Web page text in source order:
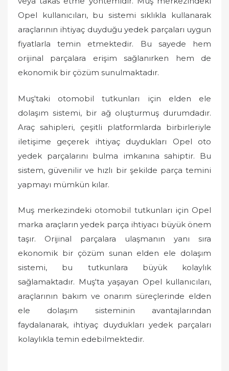
Opel kullanıcıları, bu sistemi sıklıkla kullanarak
araçlarının ihtiyaç duyduğu yedek parçaları uygun
fiyatlarla temin etmektedir. Bu sayede hem
orijinal parçalara erişim sağlanırken hem de
ekonomik bir çözüm sunulmaktadır.
Muş'taki otomobil tutkunları için elden ele
dolaşım sistemi, bir ağ oluşturmuş durumdadır.
Araç sahipleri, çeşitli platformlarda birbirleriyle
iletişime geçerek ihtiyaç duydukları Opel oto
yedek parçalarını bulma imkanına sahiptir. Bu
sistem, güvenilir ve hızlı bir şekilde parça temini
yapmayı mümkün kılar.
Muş merkezindeki otomobil tutkunları için Opel
marka araçların yedek parça ihtiyacı büyük önem
taşır. Orijinal parçalara ulaşmanın yanı sıra
ekonomik bir çözüm sunan elden ele dolaşım
sistemi, bu tutkunlara büyük kolaylık
sağlamaktadır. Muş'ta yaşayan Opel kullanıcıları,
araçlarının bakım ve onarım süreçlerinde elden
ele dolaşım sisteminin avantajlarından
faydalanarak, ihtiyaç duydukları yedek parçaları
kolaylıkla temin edebilmektedir.